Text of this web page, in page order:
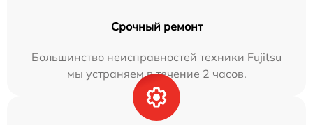
Срочный ремонт
Большинство неисправностей техники Fujitsu
мы устраняем в течение 2 часов.